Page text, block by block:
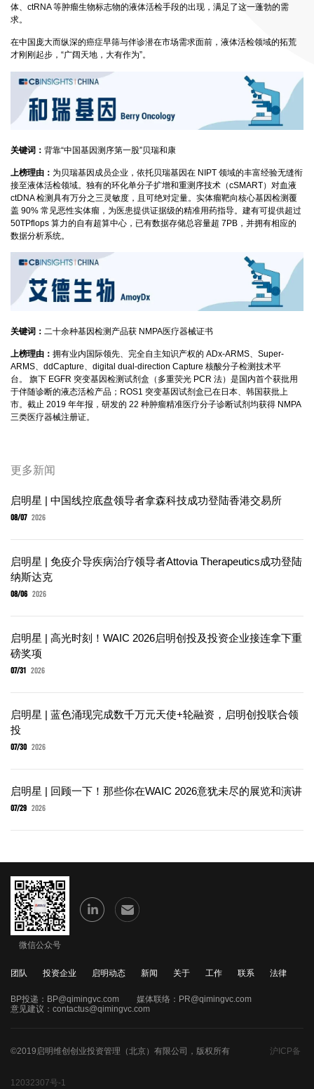
体、ctRNA 等肿瘤生物标志物的液体活检手段的出现，满足了这一蓬勃的需
求。
在中国庞大而纵深的癌症早筛与伴诊潜在市场需求面前，液体活检领域的拓荒
才刚刚起步，“广阔天地，大有作为”。
关键词： 背靠“中国基因测序第一股”贝瑞和康
上榜理由： 为贝瑞基因成员企业，依托贝瑞基因在 NIPT 领域的丰富经验无缝衔
接至液体活检领域。独有的环化单分子扩增和重测序技术（cSMART）对血液
ctDNA 检测具有万分之三灵敏度，且可绝对定量。实体瘤靶向核心基因检测覆
盖 90% 常见恶性实体瘤，为医患提供证据级的精准用药指导。建有可提供超过
50TPflops 算力的自有超算中心，已有数据存储总容量超 7PB，并拥有相应的
数据分析系统。
关键词： 二十余种基因检测产品获 NMPA医疗器械证书
上榜理由： 拥有业内国际领先、完全自主知识产权的 ADx-ARMS、Super-
ARMS、ddCapture、digital dual-direction Capture 核酸分子检测技术平
台。 旗下 EGFR 突变基因检测试剂盒（多重荧光 PCR 法）是国内首个获批用
于伴随诊断的液态活检产品；ROS1 突变基因试剂盒已在日本、韩国获批上
市。截止 2019 年年报，研发的 22 种肿瘤精准医疗分子诊断试剂均获得 NMPA
三类医疗器械注册证。
更多新闻
启明星 | 中国线控底盘领导者拿森科技成功登陆香港交易所
08/07 2026
启明星 | 免疫介导疾病治疗领导者Attovia Therapeutics成功登陆
纳斯达克
08/06 2026
启明星 | 高光时刻！WAIC 2026启明创投及投资企业接连拿下重
磅奖项
07/31 2026
启明星 | 蓝色涌现完成数千万元天使+轮融资，启明创投联合领
投
07/30 2026
启明星 | 回顾一下！那些你在WAIC 2026意犹未尽的展览和演讲
07/29 2026
微信公众号
团队 投资企业 启明动态 新闻 关于 工作 联系 法律
BP投递： BP@qimingvc.com 媒体联络： PR@qimingvc.com
意见建议： contactus@qimingvc.com
©2019启明维创创业投资管理（北京）有限公司，版权所有 沪ICP备
12032307号-1